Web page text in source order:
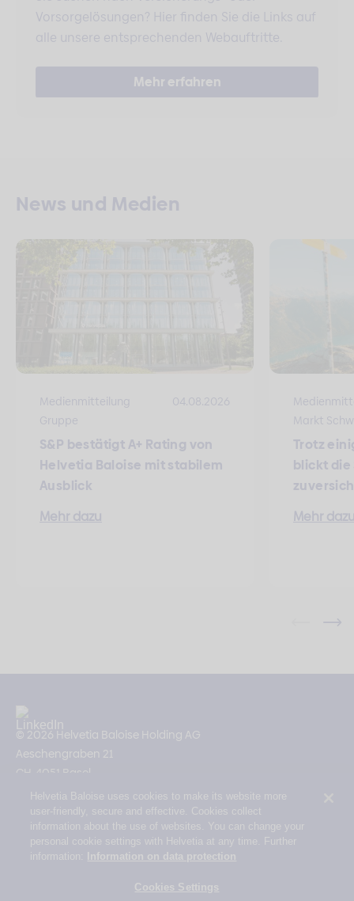
Vorsorgelösungen? Hier finden Sie die Links auf
alle unsere entsprechenden Webauftritte.
Mehr erfahren
News und Medien
Medienmitteilung
Gruppe
04.08.2026
S&P bestätigt A+ Rating von
Helvetia Baloise mit stabilem
Ausblick
Mehr dazu
Markt
Trotz
blickt die
Mehr
© 2026 Helvetia Baloise Holding AG
Aeschengraben 21
CH-4051 Basel
Impressum
Rechtliche Hinweise
Datenschutz
Helvetia Baloise uses cookies to make its website more
user-friendly, secure and effective. Cookies collect
information about the use of websites. You can change your
personal cookie settings with Helvetia at any time. Further
information:
Information on data protection
Cookies Settings